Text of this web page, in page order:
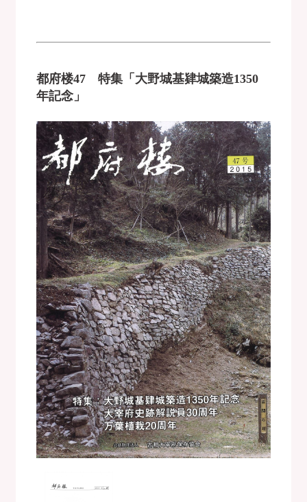
都府楼47 特集「大野城基肄城築造1350
年記念」